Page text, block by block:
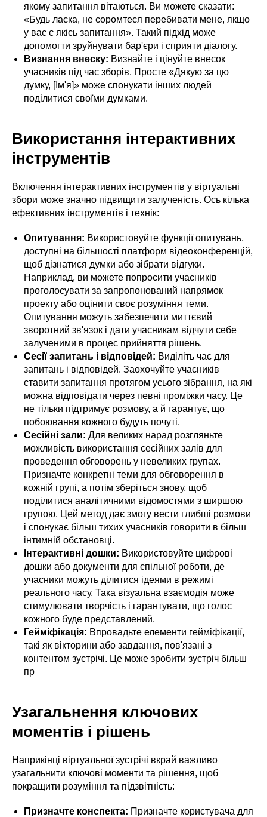
якому запитання вітаються. Ви можете сказати:
«Будь ласка, не соромтеся перебивати мене, якщо
у вас є якісь запитання». Такий підхід може
допомогти зруйнувати бар'єри і сприяти діалогу.
Визнання внеску: Визнайте і цінуйте внесок
учасників під час зборів. Просте «Дякую за цю
думку, [Ім'я]» може спонукати інших людей
поділитися своїми думками.
Використання інтерактивних
інструментів
Включення інтерактивних інструментів у віртуальні
збори може значно підвищити залученість. Ось кілька
ефективних інструментів і технік:
Опитування: Використовуйте функції опитувань,
доступні на більшості платформ відеоконференцій,
щоб дізнатися думки або зібрати відгуки.
Наприклад, ви можете попросити учасників
проголосувати за запропонований напрямок
проекту або оцінити своє розуміння теми.
Опитування можуть забезпечити миттєвий
зворотний зв'язок і дати учасникам відчути себе
залученими в процес прийняття рішень.
Сесії запитань і відповідей: Виділіть час для
запитань і відповідей. Заохочуйте учасників
ставити запитання протягом усього зібрання, на які
можна відповідати через певні проміжки часу. Це
не тільки підтримує розмову, а й гарантує, що
побоювання кожного будуть почуті.
Сесійні зали: Для великих нарад розгляньте
можливість використання сесійних залів для
проведення обговорень у невеликих групах.
Призначте конкретні теми для обговорення в
кожній групі, а потім зберіться знову, щоб
поділитися аналітичними відомостями з ширшою
групою. Цей метод дає змогу вести глибші розмови
і спонукає більш тихих учасників говорити в більш
інтимній обстановці.
Інтерактивні дошки: Використовуйте цифрові
дошки або документи для спільної роботи, де
учасники можуть ділитися ідеями в режимі
реального часу. Така візуальна взаємодія може
стимулювати творчість і гарантувати, що голос
кожного буде представлений.
Гейміфікація: Впровадьте елементи гейміфікації,
такі як вікторини або завдання, пов'язані з
контентом зустрічі. Це може зробити зустріч більш
пр
Узагальнення ключових
моментів і рішень
Наприкінці віртуальної зустрічі вкрай важливо
узагальнити ключові моменти та рішення, щоб
покращити розуміння та підзвітність:
Призначте конспекта: Призначте користувача для